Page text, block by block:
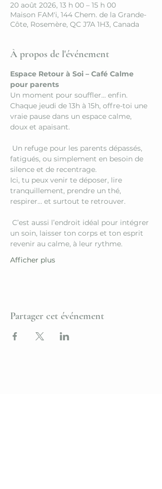
20 août 2026, 13 h 00 – 15 h 00
Maison FAM'i, 144 Chem. de la Grande-
Côte, Rosemère, QC J7A 1H3, Canada
À propos de l'événement
Espace Retour à Soi – Café Calme
pour parents
Un moment pour souffler… enfin.
Chaque jeudi de 13h à 15h, offre-toi une
vraie pause dans un espace calme,
doux et apaisant.
fatigués, ou simplement en besoin de
silence et de recentrage.
Ici, tu peux venir te déposer, lire
tranquillement, prendre un thé,
respirer… et surtout te retrouver.
un soin, laisser ton corps et ton esprit
revenir au calme, à leur rythme.
Afficher plus
Partager cet événement